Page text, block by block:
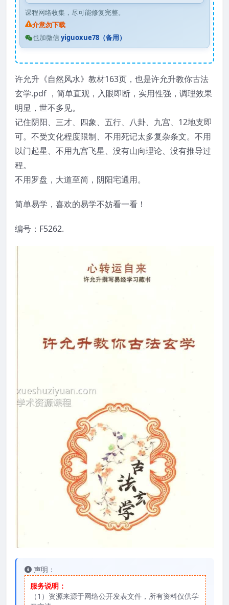
课程网络收集，尽可能修复完整。
介意勿下载
也加微信yiguoxue78（备用）
许允升《自然风水》教材163页，也是许允升教你古法
玄学.pdf ，简单直观，入眼即断，实用性强，调理效果
明显，世不多见。
记住阴阳、三才、四象、五行、八卦、九宫、12地支即
可。不受文化程度限制、不用死记太多复杂条文。不用
以门起星、不用九宫飞星、没有山向理论、没有推导过
程。
不用罗盘，大道至简，阴阳宅通用。
简单易学，喜欢的易学不妨看一看！
编号：F5262.
声明：
服务说明：
（1）资源来源于网络公开发表文件，所有资料仅供学